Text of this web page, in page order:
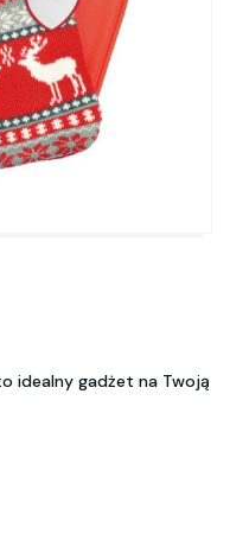
idealny gadżet na Twoją